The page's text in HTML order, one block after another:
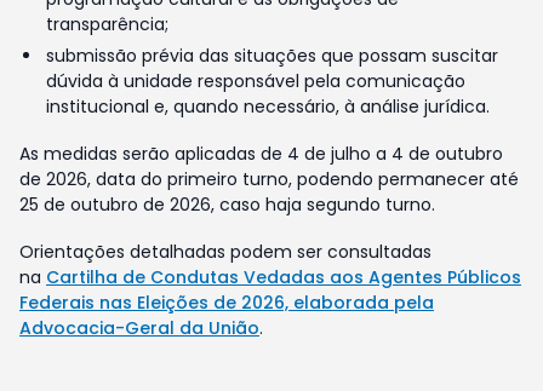
transparência;
submissão prévia das situações que possam suscitar
dúvida à unidade responsável pela comunicação
institucional e, quando necessário, à análise jurídica.
As medidas serão aplicadas de 4 de julho a 4 de outubro
de 2026, data do primeiro turno, podendo permanecer até
25 de outubro de 2026, caso haja segundo turno.
Orientações detalhadas podem ser consultadas
na Cartilha de Condutas Vedadas aos Agentes Públicos
Federais nas Eleições de 2026, elaborada pela
Advocacia-Geral da União.